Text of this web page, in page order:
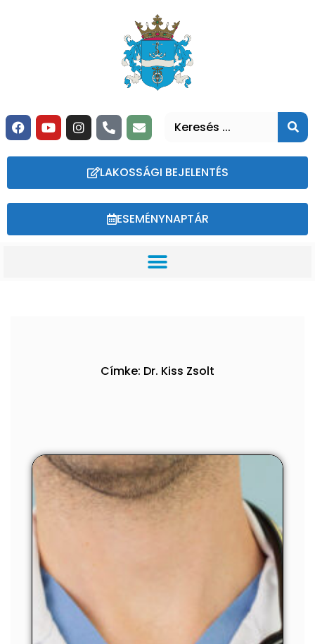
LAKOSSÁGI BEJELENTÉS
ESEMÉNYNAPTÁR
Címke: Dr. Kiss Zsolt